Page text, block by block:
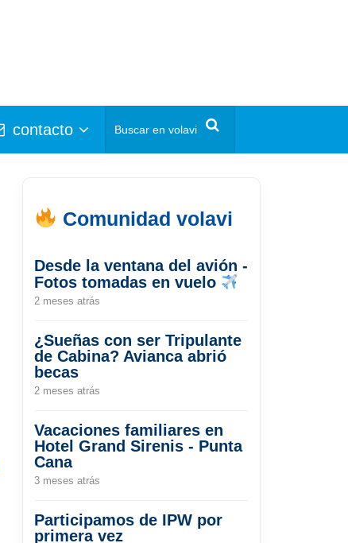
contacto
Comunidad volavi
Desde la ventana del avión -
Fotos tomadas en vuelo
2 meses atrás
¿Sueñas con ser Tripulante
de Cabina? Avianca abrió
becas
2 meses atrás
Vacaciones familiares en
Hotel Grand Sirenis - Punta
Cana
3 meses atrás
Participamos de IPW por
primera vez